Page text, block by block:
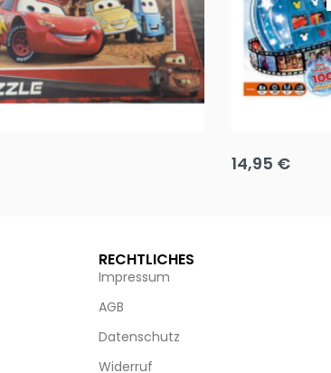
14,95 €
RECHTLICHES
Impressum
AGB
Datenschutz
Widerruf